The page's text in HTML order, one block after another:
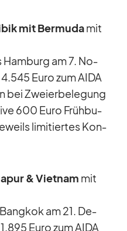
mit Ber­mudamit
Ham­burg am 7. No­
Euro zum AIDA
bei Zwei­er­be­le­gung
600 Euro Früh­bu­
li­mi­tier­tes Kon­
& Viet­nam mit
am 21. De­
Euro zum AIDA